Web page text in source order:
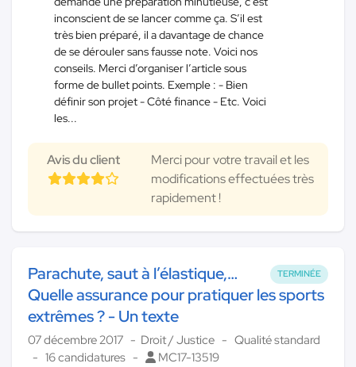
inconscient de se lancer comme ça. S’il est
très bien préparé, il a davantage de chance
de se dérouler sans fausse note. Voici nos
conseils. Merci d’organiser l’article sous
forme de bullet points. Exemple : - Bien
définir son projet - Côté finance - Etc. Voici
les...
Avis du client
Merci pour votre travail et les
modifications effectuées très
rapidement !
TERMINÉE
Parachute, saut à l’élastique,…
Quelle assurance pour pratiquer les sports
extrêmes ? - Un texte
07 décembre 2017 Droit / Justice
Qualité standard
16 candidatures
MC17-13519